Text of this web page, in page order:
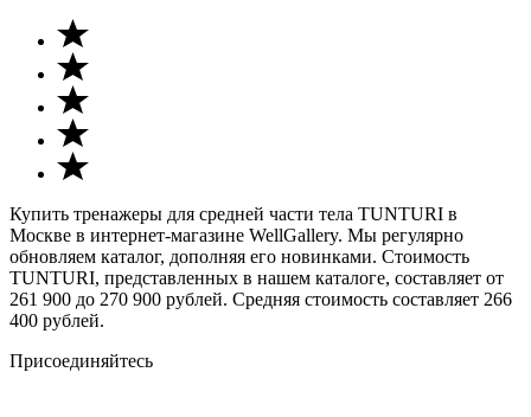
Купить тренажеры для средней части тела TUNTURI в
Москве в интернет-магазине WellGallery. Мы регулярно
обновляем каталог, дополняя его новинками. Стоимость
TUNTURI, представленных в нашем каталоге, составляет от
261 900 до 270 900 рублей. Средняя стоимость составляет 266
400 рублей.
Присоединяйтесь